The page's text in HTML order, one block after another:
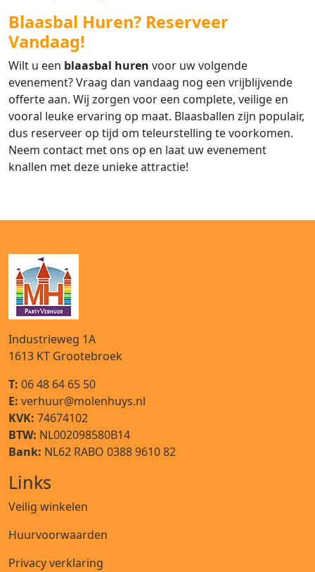
Blaasbal Huren? Reserveer
Vandaag!
Wilt u een blaasbal huren voor uw volgende
evenement? Vraag dan vandaag nog een vrijblijvende
offerte aan. Wij zorgen voor een complete, veilige en
vooral leuke ervaring op maat. Blaasballen zijn populair,
dus reserveer op tijd om teleurstelling te voorkomen.
Neem contact met ons op en laat uw evenement
knallen met deze unieke attractie!
Industrieweg 1A
1613 KT Grootebroek
T: 06 48 64 65 50
E: verhuur@molenhuys.nl
KVK: 74674102
BTW: NL002098580B14
Bank: NL62 RABO 0388 9610 82
Links
Veilig winkelen
Huurvoorwaarden
Privacy verklaring